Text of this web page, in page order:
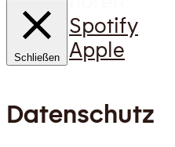
Spotify
Apple
Schließen
Datenschutz